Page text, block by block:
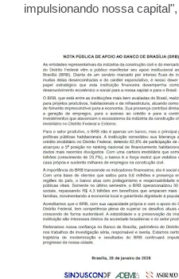
impulsionando nossa